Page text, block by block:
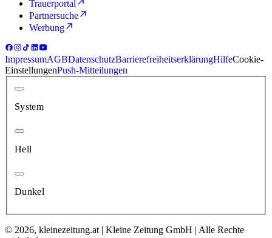
Trauerportal
Partnersuche
Werbung
ImpressumAGBDatenschutzBarrierefreiheitserklärungHilfeCookie-
EinstellungenPush-Mitteilungen
System
Hell
Dunkel
© 2026, kleinezeitung.at | Kleine Zeitung GmbH | Alle Rechte